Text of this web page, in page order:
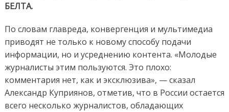
БЕЛТА.
По словам главреда, конвергенция и мультимедиа
приводят не только к новому способу подачи
информации, но и усреднению контента. «Молодые
журналисты этим пользуются. Это плохо:
комментария нет, как и эксклюзива», — сказал
Александр Куприянов, отметив, что в России остается
всего несколько журналистов, обладающих